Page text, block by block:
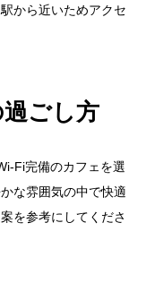
から近いためアクセ
ごし方
Fi完備のカフェを選
な雰囲気の中で快適
を参考にしてくださ